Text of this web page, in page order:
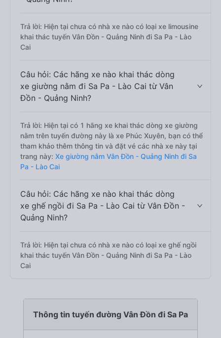
Trả lời: Hiện tại chưa có nhà xe nào có loại xe limousine
khai thác tuyến Vân Đồn - Quảng Ninh đi Sa Pa - Lào
Cai
Câu hỏi: Các hãng xe nào khai thác dòng
xe giường nằm đi Sa Pa - Lào Cai từ Vân
Đồn - Quảng Ninh?
Trả lời: Hiện tại có 1 hãng xe khai thác dòng xe giường
nằm trên tuyến đường này là xe Phúc Xuyên, bạn có thể
tham khảo thêm thông tin và đặt vé các nhà xe này tại
trang này: Xe giường nằm Vân Đồn - Quảng Ninh đi Sa
Pa - Lào Cai
Câu hỏi: Các hãng xe nào khai thác dòng
xe ghế ngồi đi Sa Pa - Lào Cai từ Vân Đồn -
Quảng Ninh?
Trả lời: Hiện tại chưa có nhà xe nào có loại xe ghế ngồi
khai thác tuyến Vân Đồn - Quảng Ninh đi Sa Pa - Lào
Cai
Thông tin tuyến đường Vân Đồn đi Sa Pa